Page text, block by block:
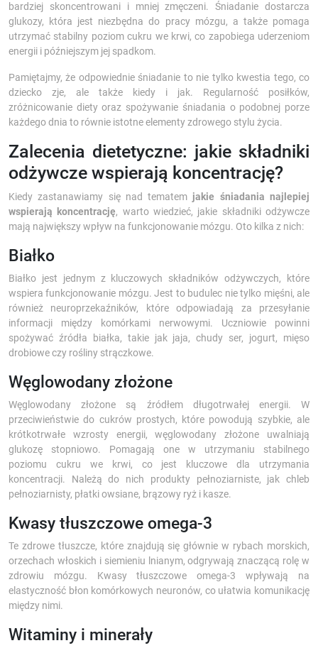
bardziej skoncentrowani i mniej zmęczeni. Śniadanie dostarcza
glukozy, która jest niezbędna do pracy mózgu, a także pomaga
utrzymać stabilny poziom cukru we krwi, co zapobiega uderzeniom
energii i późniejszym jej spadkom.
Pamiętajmy, że odpowiednie śniadanie to nie tylko kwestia tego, co
dziecko zje, ale także kiedy i jak. Regularność posiłków,
zróżnicowanie diety oraz spożywanie śniadania o podobnej porze
każdego dnia to równie istotne elementy zdrowego stylu życia.
Zalecenia dietetyczne: jakie składniki
odżywcze wspierają koncentrację?
Kiedy zastanawiamy się nad tematem jakie śniadania najlepiej
wspierają koncentrację, warto wiedzieć, jakie składniki odżywcze
mają największy wpływ na funkcjonowanie mózgu. Oto kilka z nich:
Białko
Białko jest jednym z kluczowych składników odżywczych, które
wspiera funkcjonowanie mózgu. Jest to budulec nie tylko mięśni, ale
również neuroprzekaźników, które odpowiadają za przesyłanie
informacji między komórkami nerwowymi. Uczniowie powinni
spożywać źródła białka, takie jak jaja, chudy ser, jogurt, mięso
drobiowe czy rośliny strączkowe.
Węglowodany złożone
Węglowodany złożone są źródłem długotrwałej energii. W
przeciwieństwie do cukrów prostych, które powodują szybkie, ale
krótkotrwałe wzrosty energii, węglowodany złożone uwalniają
glukozę stopniowo. Pomagają one w utrzymaniu stabilnego
poziomu cukru we krwi, co jest kluczowe dla utrzymania
koncentracji. Należą do nich produkty pełnoziarniste, jak chleb
pełnoziarnisty, płatki owsiane, brązowy ryż i kasze.
Kwasy tłuszczowe omega-3
Te zdrowe tłuszcze, które znajdują się głównie w rybach morskich,
orzechach włoskich i siemieniu lnianym, odgrywają znaczącą rolę w
zdrowiu mózgu. Kwasy tłuszczowe omega-3 wpływają na
elastyczność błon komórkowych neuronów, co ułatwia komunikację
między nimi.
Witaminy i minerały